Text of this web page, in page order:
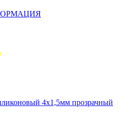
4х1,5мм прозрачный